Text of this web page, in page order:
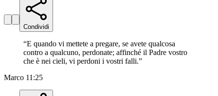
Condividi
“E quando vi mettete a pregare, se avete qualcosa
contro a qualcuno, perdonate; affinché il Padre vostro
che è nei cieli, vi perdoni i vostri falli.”
Marco 11:25